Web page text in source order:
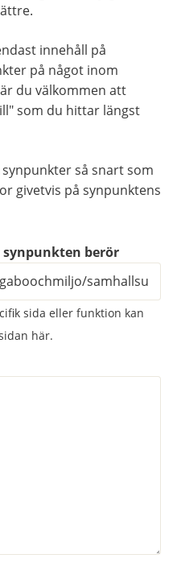
innehåll på
på något inom
du välkommen att
som du hittar längst
så snart som
givetvis på synpunktens
synpunkten berör
sida eller funktion kan
här.